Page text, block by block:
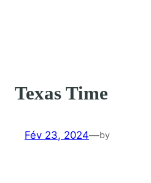
Texas Time
Fév 23, 2024—by